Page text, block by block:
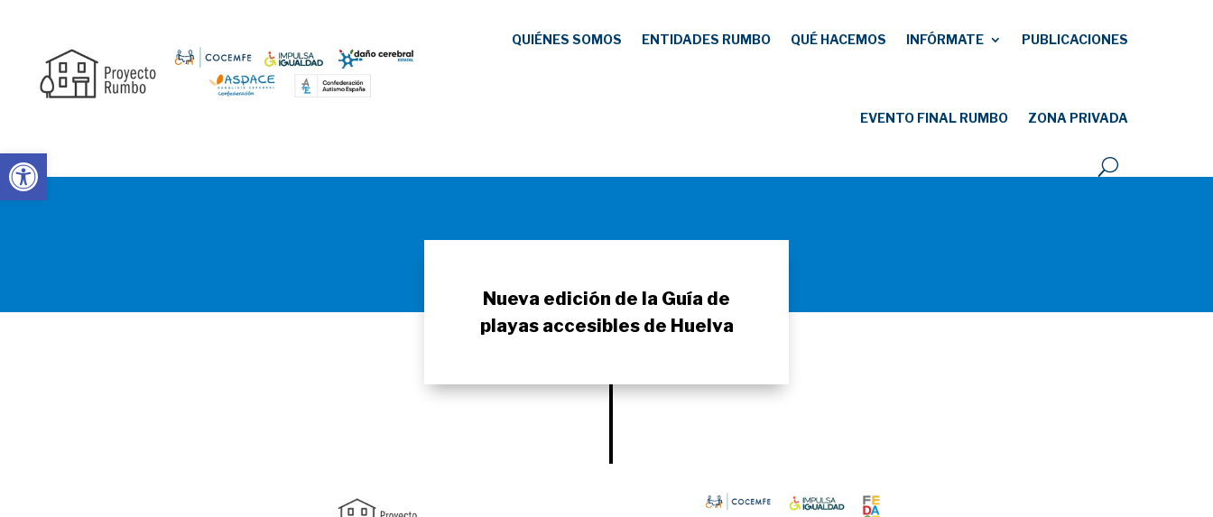
Abrir barra de herramientas
QUIÉNES SOMOS ENTIDADES RUMBO QUÉ HACEMOS INFÓRMATE PUBLICACIONES
EVENTO FINAL RUMBO ZONA PRIVADA
Nueva edición de la Guía de
playas accesibles de Huelva